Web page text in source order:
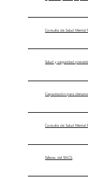
Consulta de Salud Mental
Salud y seguridad
Capacitación para
Consulta de Salud Mental
Talleres del SNCS